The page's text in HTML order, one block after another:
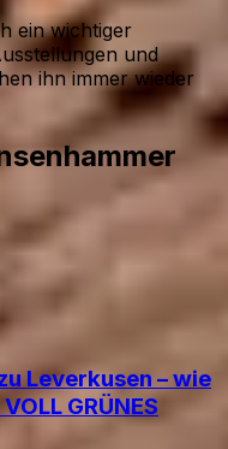
ein wichtiger
und
ihn immer wieder
Leverkusen – wie
GRÜNES